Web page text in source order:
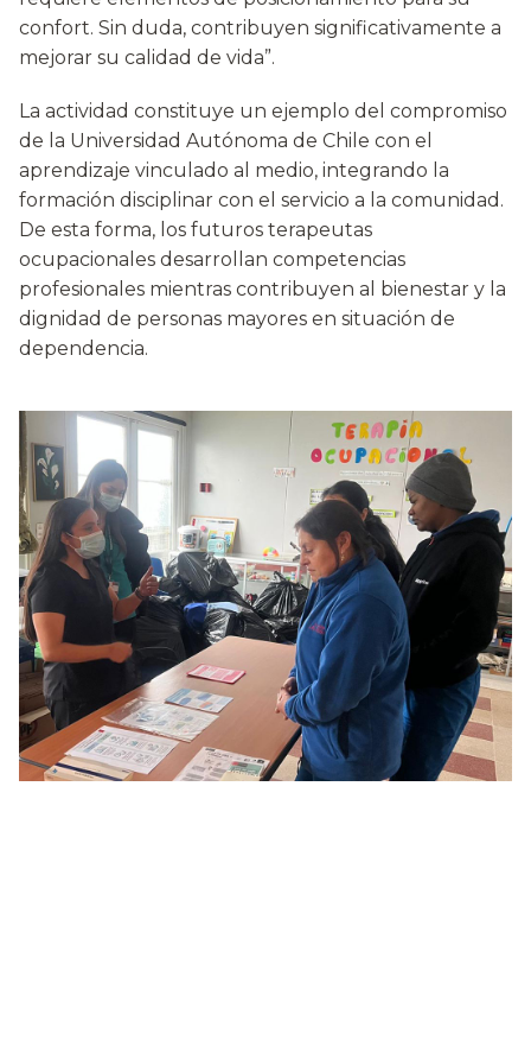
confort. Sin duda, contribuyen significativamente a
mejorar su calidad de vida”.
La actividad constituye un ejemplo del compromiso
de la Universidad Autónoma de Chile con el
aprendizaje vinculado al medio, integrando la
formación disciplinar con el servicio a la comunidad.
De esta forma, los futuros terapeutas
ocupacionales desarrollan competencias
profesionales mientras contribuyen al bienestar y la
dignidad de personas mayores en situación de
dependencia.